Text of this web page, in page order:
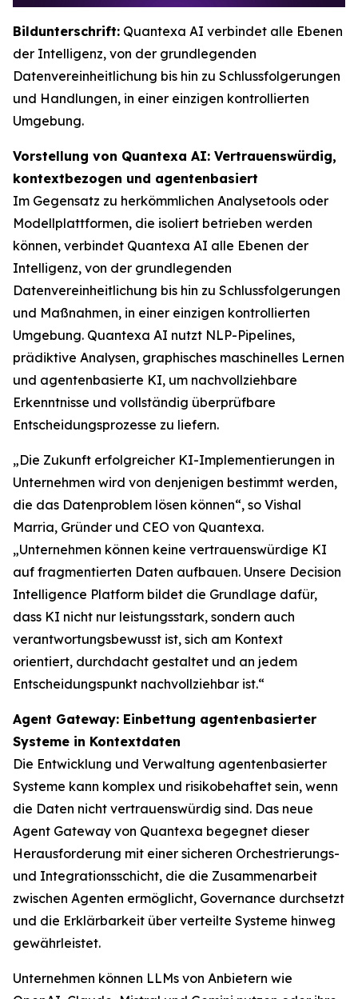
Bildunterschrift: Quantexa AI verbindet alle Ebenen
der Intelligenz, von der grundlegenden
Datenvereinheitlichung bis hin zu Schlussfolgerungen
und Handlungen, in einer einzigen kontrollierten
Umgebung.
Vorstellung von Quantexa AI: Vertrauenswürdig,
kontextbezogen und agentenbasiert
Im Gegensatz zu herkömmlichen Analysetools oder
Modellplattformen, die isoliert betrieben werden
können, verbindet Quantexa AI alle Ebenen der
Intelligenz, von der grundlegenden
Datenvereinheitlichung bis hin zu Schlussfolgerungen
und Maßnahmen, in einer einzigen kontrollierten
Umgebung. Quantexa AI nutzt NLP-Pipelines,
prädiktive Analysen, graphisches maschinelles Lernen
und agentenbasierte KI, um nachvollziehbare
Erkenntnisse und vollständig überprüfbare
Entscheidungsprozesse zu liefern.
„Die Zukunft erfolgreicher KI-Implementierungen in
Unternehmen wird von denjenigen bestimmt werden,
die das Datenproblem lösen können“, so Vishal
Marria, Gründer und CEO von Quantexa.
„Unternehmen können keine vertrauenswürdige KI
auf fragmentierten Daten aufbauen. Unsere Decision
Intelligence Platform bildet die Grundlage dafür,
dass KI nicht nur leistungsstark, sondern auch
verantwortungsbewusst ist, sich am Kontext
orientiert, durchdacht gestaltet und an jedem
Entscheidungspunkt nachvollziehbar ist.“
Agent Gateway: Einbettung agentenbasierter
Systeme in Kontextdaten
Die Entwicklung und Verwaltung agentenbasierter
Systeme kann komplex und risikobehaftet sein, wenn
die Daten nicht vertrauenswürdig sind. Das neue
Agent Gateway von Quantexa begegnet dieser
Herausforderung mit einer sicheren Orchestrierungs-
und Integrationsschicht, die die Zusammenarbeit
zwischen Agenten ermöglicht, Governance durchsetzt
und die Erklärbarkeit über verteilte Systeme hinweg
gewährleistet.
Unternehmen können LLMs von Anbietern wie